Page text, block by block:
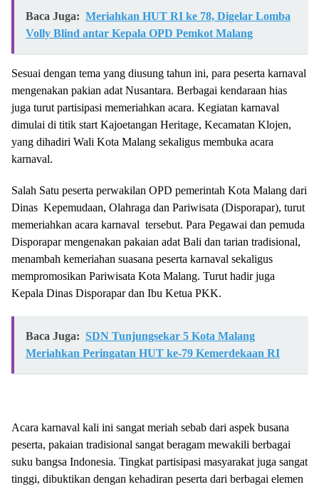
Baca Juga: Meriahkan HUT RI ke 78, Digelar Lomba
Volly Blind antar Kepala OPD Pemkot Malang
Sesuai dengan tema yang diusung tahun ini, para peserta karnaval
mengenakan pakian adat Nusantara. Berbagai kendaraan hias
juga turut partisipasi memeriahkan acara. Kegiatan karnaval
dimulai di titik start Kajoetangan Heritage, Kecamatan Klojen,
yang dihadiri Wali Kota Malang sekaligus membuka acara
karnaval.
Salah Satu peserta perwakilan OPD pemerintah Kota Malang dari
Dinas Kepemudaan, Olahraga dan Pariwisata (Disporapar), turut
memeriahkan acara karnaval tersebut. Para Pegawai dan pemuda
Disporapar mengenakan pakaian adat Bali dan tarian tradisional,
menambah kemeriahan suasana peserta karnaval sekaligus
mempromosikan Pariwisata Kota Malang. Turut hadir juga
Kepala Dinas Disporapar dan Ibu Ketua PKK.
Baca Juga: SDN Tunjungsekar 5 Kota Malang
Meriahkan Peringatan HUT ke-79 Kemerdekaan RI
Acara karnaval kali ini sangat meriah sebab dari aspek busana
peserta, pakaian tradisional sangat beragam mewakili berbagai
suku bangsa Indonesia. Tingkat partisipasi masyarakat juga sangat
tinggi, dibuktikan dengan kehadiran peserta dari berbagai elemen